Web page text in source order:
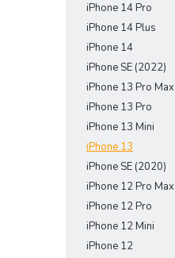
iPhone 14 Pro
iPhone 14 Plus
iPhone 14
iPhone SE (2022)
iPhone 13 Pro Max
iPhone 13 Pro
iPhone 13 Mini
iPhone 13
iPhone SE (2020)
iPhone 12 Pro Max
iPhone 12 Pro
iPhone 12 Mini
iPhone 12